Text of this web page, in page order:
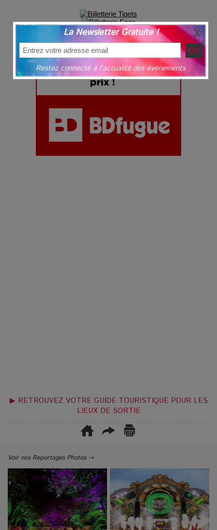
▶ RETROUVEZ VOTRE GUIDE TOURISTIQUE POUR LES
LIEUX DE SORTIE
Voir nos Reportages Photos ⇢
La Newsletter Gratuite !
Restez connecté à l'actualité des événements